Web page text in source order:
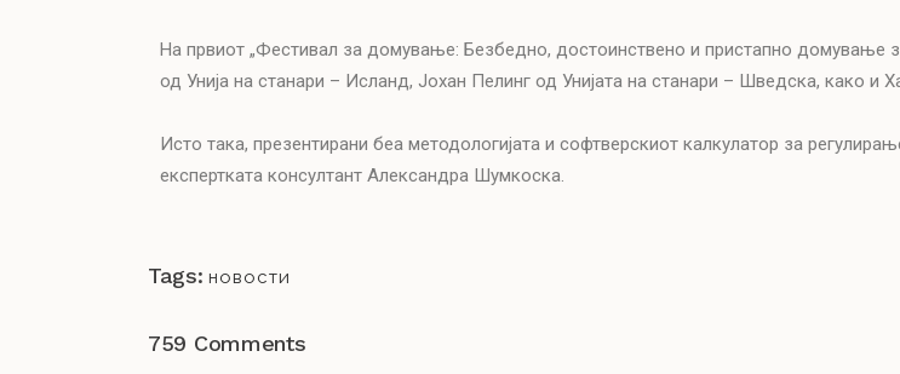
На првиот „Фестивал за домување: Безбедно, достоинствено и пристапно домување
од Унија на станари – Исланд, Јохан Пелинг од Унијата на станари – Шведска, како и
Исто така, презентирани беа методологијата и софтверскиот калкулатор за
експертката консултант Александра Шумкоска.
Tags: новости
759 Comments